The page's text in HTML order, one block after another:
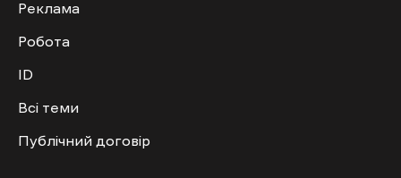
Реклама
Робота
ID
Всі теми
Публічний договір